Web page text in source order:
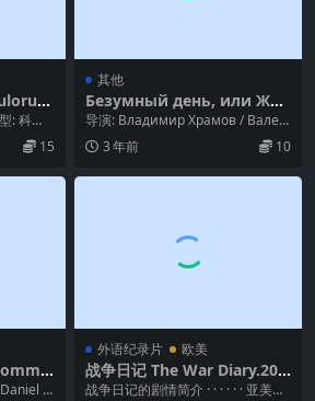
: 科
15
其他
Безумный день, или Жен
итьба Фигаро (1974)
导演: Владимир Храмов / Вален
тин Плучек 编剧...
3 年前 10
N
外语纪录片 欧美
战争日记 The War Diary.202
3
战争日记的剧情简介 · · · · · · 亚美尼